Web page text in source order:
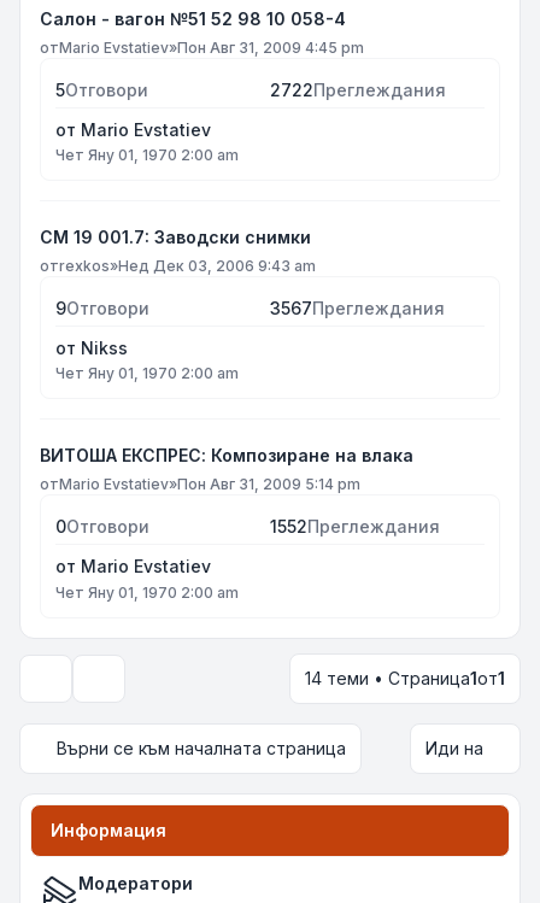
Салон - вагон №51 52 98 10 058-4
отMario Evstatiev»Пон Авг 31, 2009 4:45 pm
5Отговори 2722Преглеждания
от Mario Evstatiev
Чет Яну 01, 1970 2:00 am
СМ 19 001.7: Заводски снимки
отrexkos»Нед Дек 03, 2006 9:43 am
9Отговори 3567Преглеждания
от Nikss
Чет Яну 01, 1970 2:00 am
ВИТОША ЕКСПРЕС: Композиране на влака
отMario Evstatiev»Пон Авг 31, 2009 5:14 pm
0Отговори 1552Преглеждания
от Mario Evstatiev
Чет Яну 01, 1970 2:00 am
Опции за показване и сортиране14 теми • Страница1от1
Върни се към началната страница Иди на
Информация
Модератори